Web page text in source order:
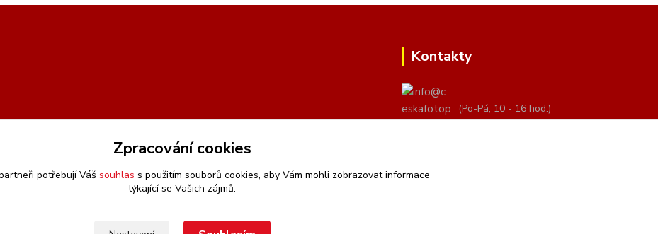
Kontakty
(Po-Pá, 10 - 16 hod.)
Zpracování cookies
potřebují Váš souhlas s použitím souborů cookies, aby Vám mohli zobrazovat informace
týkající se Vašich zájmů.